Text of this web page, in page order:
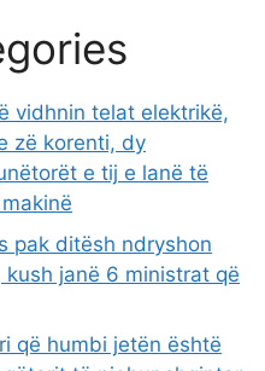
vidhnin telat elektrikë,
zë korenti, dy
e tij e lanë të
pak ditësh ndryshon
kush janë 6 ministrat që
që humbi jetën është